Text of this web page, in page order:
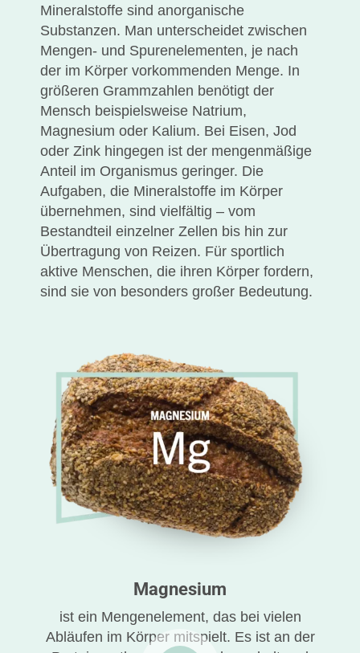
Mineralstoffe sind anorganische
Substanzen. Man unterscheidet zwischen
Mengen- und Spurenelementen, je nach
der im Körper vorkommenden Menge. In
größeren Grammzahlen benötigt der
Mensch beispielsweise Natrium,
Magnesium oder Kalium. Bei Eisen, Jod
oder Zink hingegen ist der mengenmäßige
Anteil im Organismus geringer. Die
Aufgaben, die Mineralstoffe im Körper
übernehmen, sind vielfältig – vom
Bestandteil einzelner Zellen bis hin zur
Übertragung von Reizen. Für sportlich
aktive Menschen, die ihren Körper fordern,
sind sie von besonders großer Bedeutung.
Magnesium
ist ein Mengenelement, das bei vielen
Abläufen im Körper mitspielt. Es ist an der